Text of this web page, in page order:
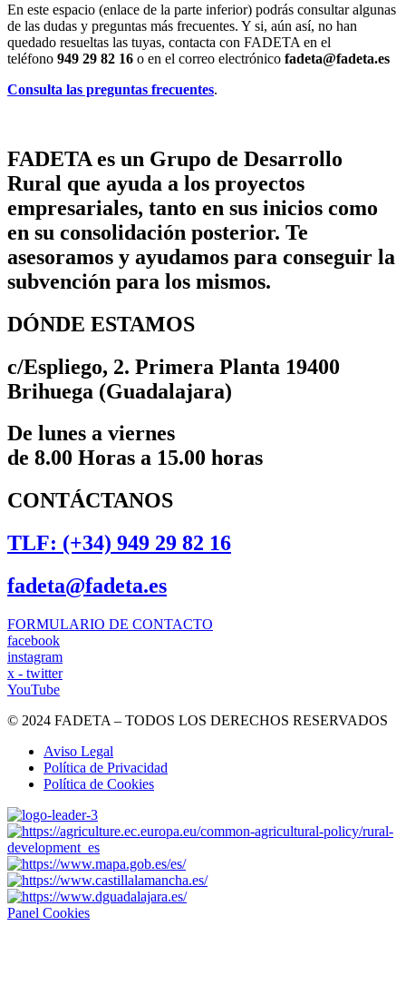
En este espacio (enlace de la parte inferior) podrás consultar algunas
de las dudas y preguntas más frecuentes. Y si, aún así, no han
quedado resueltas las tuyas, contacta con FADETA en el
teléfono 949 29 82 16 o en el correo electrónico fadeta@fadeta.es
Consulta las preguntas frecuentes.
FADETA es un Grupo de Desarrollo
Rural que ayuda a los proyectos
empresariales, tanto en sus inicios como
en su consolidación posterior. Te
asesoramos y ayudamos para conseguir la
subvención para los mismos.
DÓNDE ESTAMOS
c/Espliego, 2. Primera Planta 19400
Brihuega (Guadalajara)
De lunes a viernes
de 8.00 Horas a 15.00 horas
CONTÁCTANOS
TLF: (+34) 949 29 82 16
fadeta@fadeta.es
FORMULARIO DE CONTACTO
facebook
instagram
x - twitter
YouTube
© 2024 FADETA – TODOS LOS DERECHOS RESERVADOS
Aviso Legal
Política de Privacidad
Política de Cookies
Panel Cookies